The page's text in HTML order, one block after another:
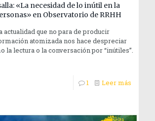
«La necesidad de lo inútil en la
en Observatorio de RRHH
actualidad que no para de producir
atomizada nos hace despreciar
la lectura o la conversación por “inútiles”.
1 Leer más